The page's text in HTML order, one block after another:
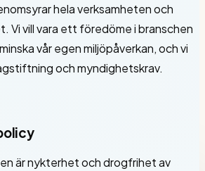
hela verksamheten och
Vi vill vara ett föredöme i branschen
vår egen miljöpåverkan, och vi
och myndighetskrav.
är nykterhet och drogfrihet av